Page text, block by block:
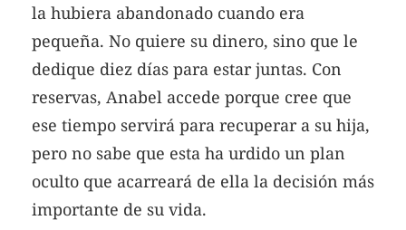
la hubiera abandonado cuando era
pequeña. No quiere su dinero, sino que le
dedique diez días para estar juntas. Con
reservas, Anabel accede porque cree que
ese tiempo servirá para recuperar a su hija,
pero no sabe que esta ha urdido un plan
oculto que acarreará de ella la decisión más
importante de su vida.